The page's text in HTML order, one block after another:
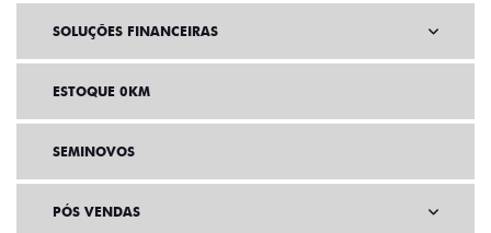
SOLUÇÕES FINANCEIRAS
ESTOQUE 0KM
SEMINOVOS
PÓS VENDAS